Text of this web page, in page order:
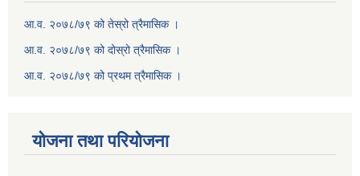
आ.व. २०७८/७९ को तेस्रो त्रैमासिक ।
आ.व. २०७८/७९ को दोस्रो त्रैमासिक ।
आ.व. २०७८/७९ को प्रथम त्रैमासिक ।
योजना तथा परियोजना